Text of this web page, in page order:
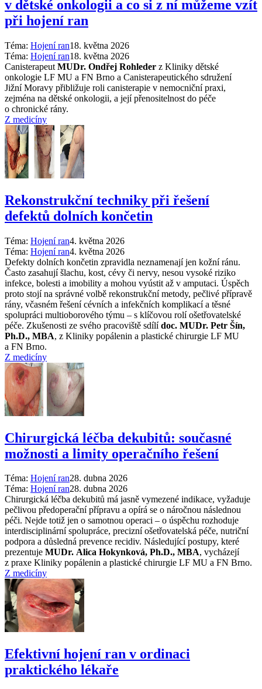
v dětské onkologii a co si z ní můžeme vzít
při hojení ran
Téma: Hojení ran18. května 2026
Téma: Hojení ran18. května 2026
Canisterapeut MUDr. Ondřej Rohleder z Kliniky dětské
onkologie LF MU a FN Brno a Canisterapeutického sdružení
Jižní Moravy přibližuje roli canisterapie v nemocniční praxi,
zejména na dětské onkologii, a její přenositelnost do péče
o chronické rány.
Z medicíny
Rekonstrukční techniky při řešení
defektů dolních končetin
Téma: Hojení ran4. května 2026
Téma: Hojení ran4. května 2026
Defekty dolních končetin zpravidla neznamenají jen kožní ránu.
Často zasahují šlachu, kost, cévy či nervy, nesou vysoké riziko
infekce, bolesti a imobility a mohou vyústit až v amputaci. Úspěch
proto stojí na správné volbě rekonstrukční metody, pečlivé přípravě
rány, včasném řešení cévních a infekčních komplikací a těsné
spolupráci multioborového týmu –⁠ s klíčovou rolí ošetřovatelské
péče. Zkušenosti ze svého pracoviště sdílídoc. MUDr. Petr Šín,
Ph.D., MBA, z Kliniky popálenin a plastické chirurgie LF MU
a FN Brno.
Z medicíny
Chirurgická léčba dekubitů: současné
možnosti a limity operačního řešení
Téma: Hojení ran28. dubna 2026
Téma: Hojení ran28. dubna 2026
Chirurgická léčba dekubitů má jasně vymezené indikace, vyžaduje
pečlivou předoperační přípravu a opírá se o náročnou následnou
péči. Nejde totiž jen o samotnou operaci –⁠ o úspěchu rozhoduje
interdisciplinární spolupráce, precizní ošetřovatelská péče, nutriční
podpora a důsledná prevence recidiv. Následující postupy, které
prezentuje MUDr. Alica Hokynková, Ph.D., MBA, vycházejí
z praxe Kliniky popálenin a plastické chirurgie LF MU a FN Brno.
Z medicíny
Efektivní hojení ran v ordinaci
praktického lékaře